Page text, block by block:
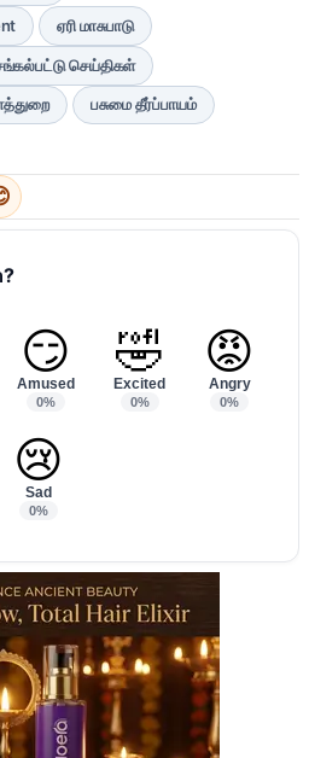
ஏரி மாசுபாடு
செய்திகள்
பசுமை தீர்ப்பாயம்
😏
Amused
0%
🤣
Excited
0%
😡
Angry
0%
😢
Sad
0%